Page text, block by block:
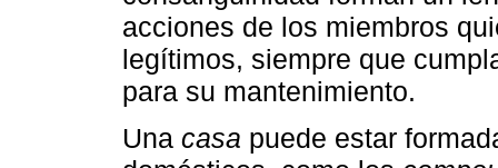
acciones de los miembros
legítimos, siempre que
para su mantenimiento.
Una casa puede estar